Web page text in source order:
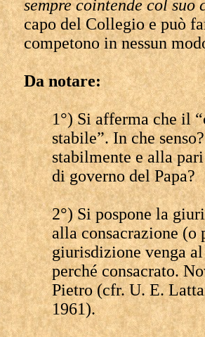
sempre cointende col suo
capo del Collegio e può
competono in nessun
Da notare:
1°) Si afferma che il
stabile”. In che
stabilmente e alla
di governo del Papa?
2°) Si pospone la
alla consacrazione (o
giurisdizione venga
perché consacrato.
Pietro (cfr. U. E.
1961).